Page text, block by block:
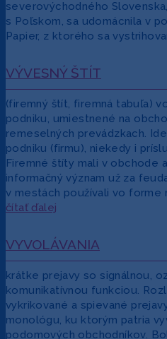
severovýchodného
s Poľskom, sa udomácnila v
Papier, z ktorého sa
VÝVESNÝ ŠTÍT
(firemný štít, firemná tabuľa)
podniku, umiestnené na
remeselných prevádzkach.
podniku (firmu), niekedy i
Firemné štíty mali v obchode
informačný význam už za
v mestách používali vo forme
čítať ďalej
VYVOLÁVANIA
krátke prejavy so signálnou,
komunikatívnou funkciou.
vykrikované a spievané
monológu, ku ktorým patria
podomových obchodníkov.